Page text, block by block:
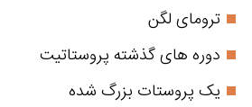
ترومای لگن
دوره های گذشته پروستاتیت
یک پروستات بزرگ شده